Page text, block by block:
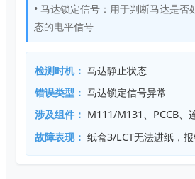
• 马达锁定信号：用于判断马达是否
态的电平信号
检测时机： 马达静止状态
错误类型： 马达锁定信号异常
涉及组件： M111/M131、PCCB、
故障表现： 纸盒3/LCT无法进纸，